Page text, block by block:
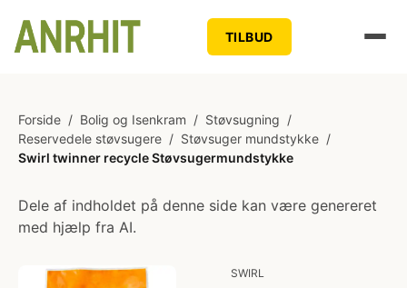
TILBUD
Forside / Bolig og Isenkram / Støvsugning /
Reservedele støvsugere / Støvsuger mundstykke /
Swirl twinner recycle Støvsugermundstykke
Dele af indholdet på denne side kan være genereret
med hjælp fra AI.
SWIRL